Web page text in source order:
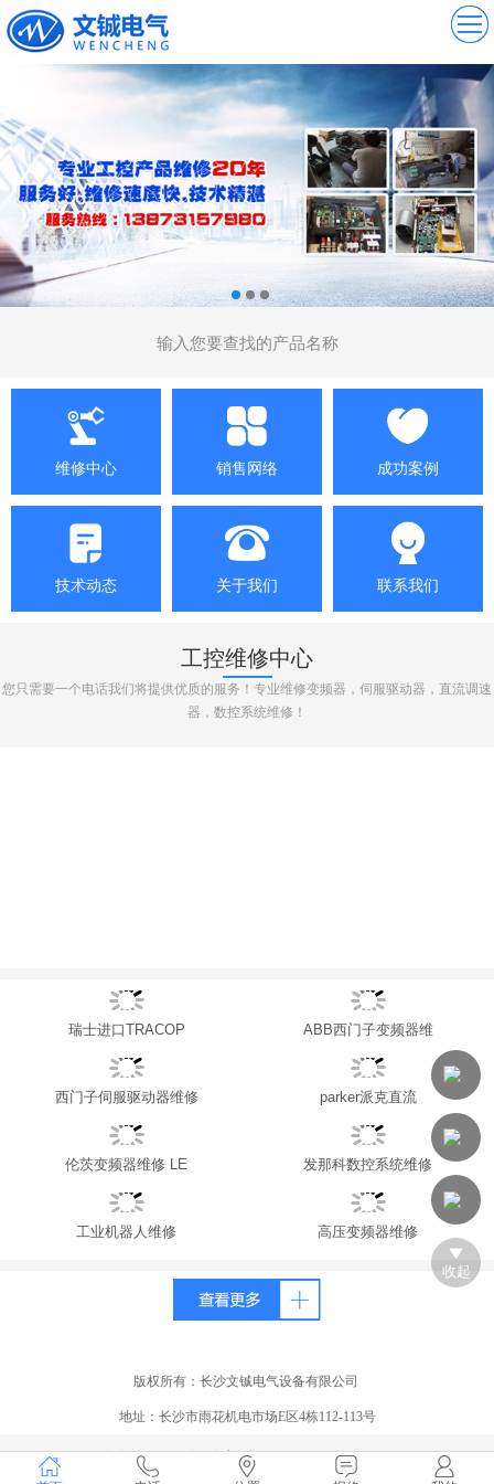
维修中心 销售网络 成功案例
技术动态 关于我们 联系我们
工控维修中心
您只需要一个电话我们将提供优质的服务！专业维修变频器，伺服驱动器，直流调速
器，数控系统维修！
瑞士进口TRACOP ABB西门子变频器维
西门子伺服驱动器维修 parker派克直流
伦茨变频器维修 LE 发那科数控系统维修
工业机器人维修 高压变频器维修
版权所有： 长沙文铖电气设备有限公司
地址：长沙市雨花机电市场E区4栋112-113号
收起
技术支持： 长沙美达网络科技有限公司